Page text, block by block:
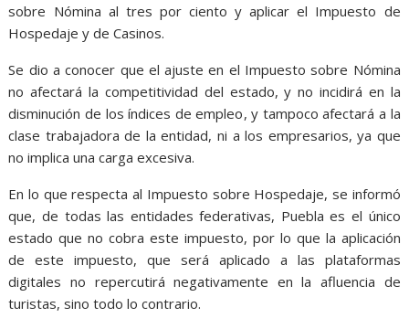
sobre Nómina al tres por ciento y aplicar el Impuesto de
Hospedaje y de Casinos.
Se dio a conocer que el ajuste en el Impuesto sobre Nómina
no afectará la competitividad del estado, y no incidirá en la
disminución de los índices de empleo, y tampoco afectará a la
clase trabajadora de la entidad, ni a los empresarios, ya que
no implica una carga excesiva.
En lo que respecta al Impuesto sobre Hospedaje, se informó
que, de todas las entidades federativas, Puebla es el único
estado que no cobra este impuesto, por lo que la aplicación
de este impuesto, que será aplicado a las plataformas
digitales no repercutirá negativamente en la afluencia de
turistas, sino todo lo contrario.